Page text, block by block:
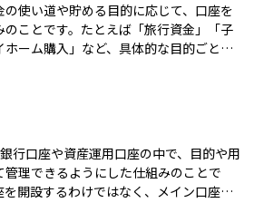
の使い道や貯める目的に応じて、口座を
ことです。たとえば「旅行資金」「子
ホーム購入」など、具体的な目的ごとに
。この方法を活用することで、漠然と
標に向けたお金の積み立てがしやすくな
持にもつながります。初心者でも家計
やすい手段として、注目されていま
行口座や資産運用口座の中で、目的や用
理できるようにした仕組みのことで
開設するわけではなく、メイン口座の